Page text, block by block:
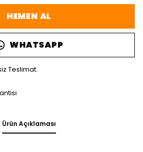
HEMEN AL
WHATSAPP
Teslimat.
Ürün Açıklaması